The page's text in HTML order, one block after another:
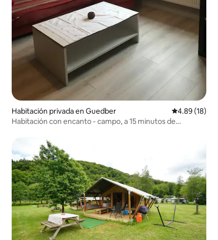
Habitación privada en Guedber Calificación
4.89 (18)
Habitación con encanto - campo, a 15 minutos de